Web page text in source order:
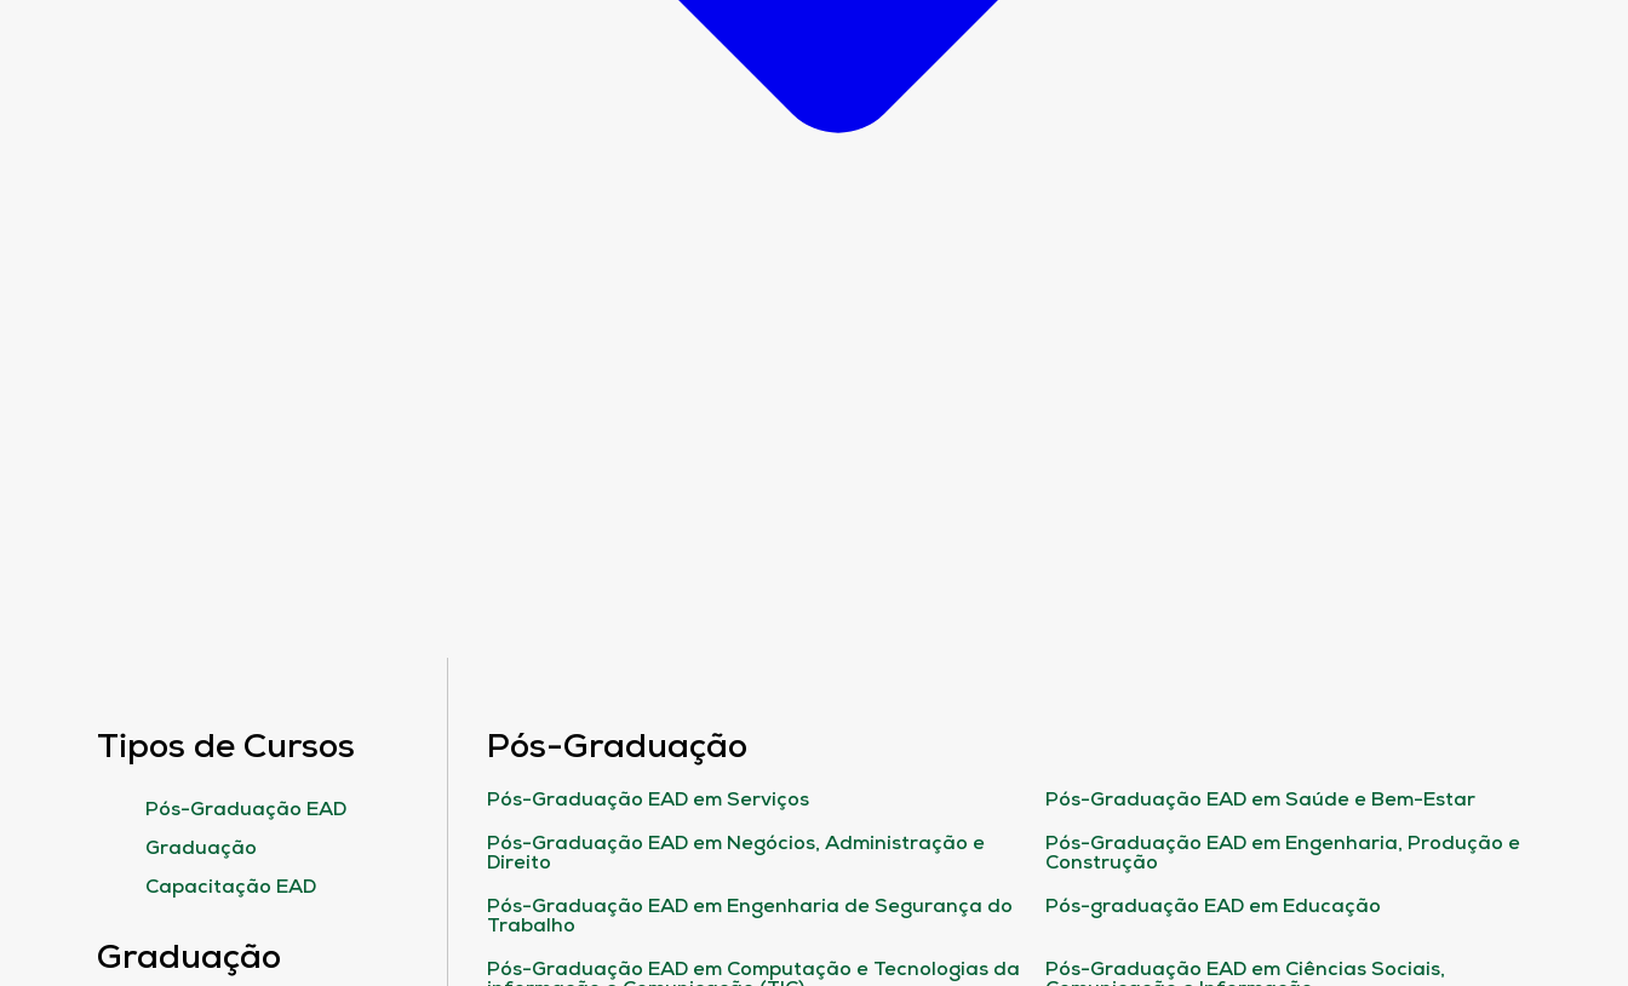
Tipos de Cursos
Pós-Graduação EAD
Graduação
Capacitação EAD
Graduação
Pós-Graduação
Pós-Graduação EAD em Serviços Pós-Graduação EAD em Saúde e Bem-Estar
Pós-Graduação EAD em Negócios, Administração e
Direito
Pós-Graduação EAD em Engenharia, Produção e
Construção
Pós-Graduação EAD em Engenharia de Segurança do
Trabalho
Pós-graduação EAD em Educação
Pós-Graduação EAD em Computação e Tecnologias da
Pós-Graduação EAD em Ciências Sociais,